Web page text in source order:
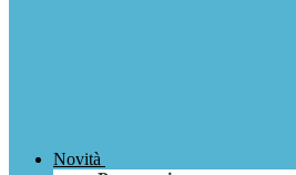
Novità